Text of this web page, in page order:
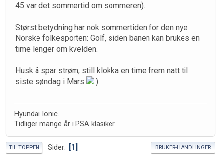
45 var det sommertid om sommeren).
Størst betydning har nok sommertiden for den nye
Norske folkesporten: Golf, siden banen kan brukes en
time lenger om kvelden.
Husk å spar strøm, still klokka en time frem natt til
siste søndag i Mars
Hyundai Ionic.
Tidliger mange år i PSA klasiker.
TIL TOPPEN Sider 1 BRUKER-HANDLINGER